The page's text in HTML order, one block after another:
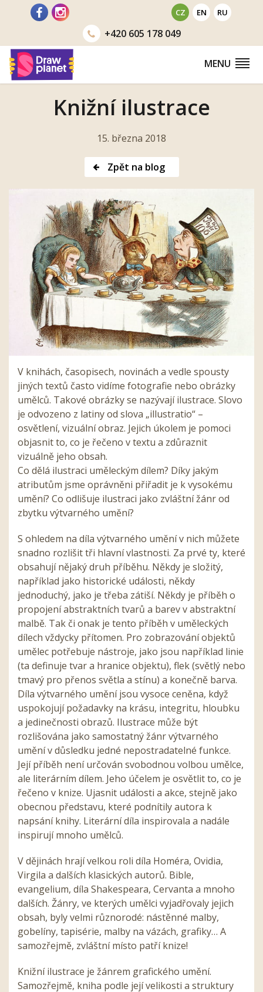
CZ EN RU
+420605 178 049
MENU
Knižní ilustrace
15. března 2018
Zpět na blog
V knihách, časopisech, novinách a vedle spousty
jiných textů často vidíme fotografie nebo obrázky
umělců. Takové obrázky se nazývají ilustrace. Slovo
je odvozeno z latiny od slova „illustratio“ –
osvětlení, vizuální obraz. Jejich úkolem je pomoci
objasnit to, co je řečeno v textu a zdůraznit
vizuálně jeho obsah.
Co dělá ilustraci uměleckým dílem? Díky jakým
atributům jsme oprávněni přiřadit je k vysokému
umění? Co odlišuje ilustraci jako zvláštní žánr od
zbytku výtvarného umění?
S ohledem na díla výtvarného umění v nich můžete
snadno rozlišit tři hlavní vlastnosti. Za prvé ty, které
obsahují nějaký druh příběhu. Někdy je složitý,
například jako historické události, někdy
jednoduchý, jako je třeba zátiší. Někdy je příběh o
propojení abstraktních tvarů a barev v abstraktní
malbě. Tak či onak je tento příběh v uměleckých
dílech vždycky přítomen. Pro zobrazování objektů
umělec potřebuje nástroje, jako jsou například linie
(ta definuje tvar a hranice objektu), flek (světlý nebo
tmavý pro přenos světla a stínu) a konečně barva.
Díla výtvarného umění jsou vysoce ceněna, když
uspokojují požadavky na krásu, integritu, hloubku
a jedinečnosti obrazů. Ilustrace může být
rozlišována jako samostatný žánr výtvarného
umění v důsledku jedné nepostradatelné funkce.
Její příběh není určován svobodnou volbou umělce,
ale literárním dílem. Jeho účelem je osvětlit to, co je
řečeno v knize. Ujasnit události a akce, stejně jako
obecnou představu, které podnítily autora k
napsání knihy. Literární díla inspirovala a nadále
inspirují mnoho umělců.
V dějinách hrají velkou roli díla Homéra, Ovidia,
Virgila a dalších klasických autorů. Bible,
evangelium, díla Shakespeara, Cervanta a mnoho
dalších. Žánry, ve kterých umělci vyjadřovaly jejich
obsah, byly velmi různorodé: nástěnné malby,
gobelíny, tapisérie, malby na vázách, grafiky… A
samozřejmě, zvláštní místo patří knize!
Knižní ilustrace je žánrem grafického umění.
Samozřejmě, kniha podle její velikosti a struktury